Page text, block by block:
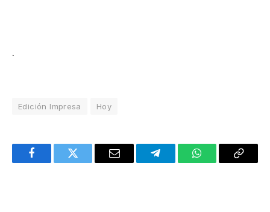
.
Edición Impresa Hoy
FacebookTwitter Email TelegramWhatsAppCopy